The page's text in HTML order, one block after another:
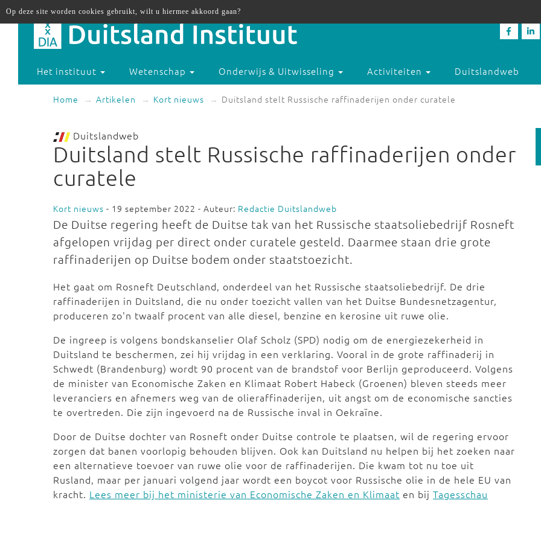
Het instituut Wetenschap Onderwijs & Uitwisseling Activiteiten Duitslandweb
Home Artikelen Kort nieuws Duitsland stelt Russische raffinaderijen onder curatele
Duitslandweb
Duitsland stelt Russische raffinaderijen onder
curatele
Kort nieuws - 19 september 2022 - Auteur: Redactie Duitslandweb
De Duitse regering heeft de Duitse tak van het Russische staatsoliebedrijf Rosneft
afgelopen vrijdag per direct onder curatele gesteld. Daarmee staan drie grote
raffinaderijen op Duitse bodem onder staatstoezicht.
Het gaat om Rosneft Deutschland, onderdeel van het Russische staatsoliebedrijf. De drie
raffinaderijen in Duitsland, die nu onder toezicht vallen van het Duitse Bundesnetzagentur,
produceren zo'n twaalf procent van alle diesel, benzine en kerosine uit ruwe olie.
De ingreep is volgens bondskanselier Olaf Scholz (SPD) nodig om de energiezekerheid in
Duitsland te beschermen, zei hij vrijdag in een verklaring. Vooral in de grote raffinaderij in
Schwedt (Brandenburg) wordt 90 procent van de brandstof voor Berlijn geproduceerd. Volgens
de minister van Economische Zaken en Klimaat Robert Habeck (Groenen) bleven steeds meer
leveranciers en afnemers weg van de olieraffinaderijen, uit angst om de economische sancties
te overtreden. Die zijn ingevoerd na de Russische inval in Oekraïne.
Door de Duitse dochter van Rosneft onder Duitse controle te plaatsen, wil de regering ervoor
zorgen dat banen voorlopig behouden blijven. Ook kan Duitsland nu helpen bij het zoeken naar
een alternatieve toevoer van ruwe olie voor de raffinaderijen. Die kwam tot nu toe uit
Rusland, maar per januari volgend jaar wordt een boycot voor Russische olie in de hele EU van
kracht. Lees meer bij het ministerie van Economische Zaken en Klimaat en bij Tagesschau
Op deze site worden cookies gebruikt, wilt u hiermee akkoord gaan?